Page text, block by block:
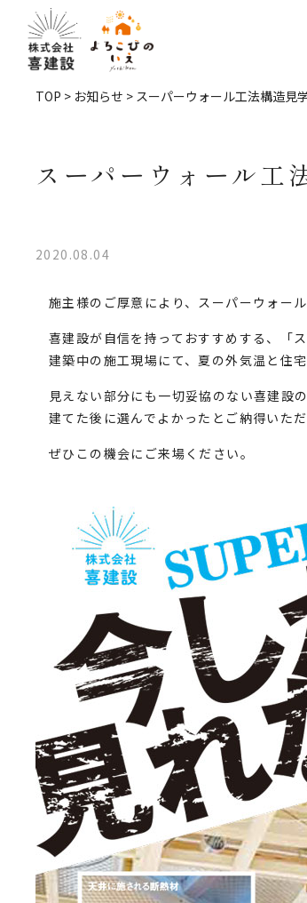
TOP > お知らせ > スーパーウォール工法構造見
スーパーウォール工
2020.08.04
施主様のご厚意により、スーパーウォー
喜建設が自信を持っておすすめする、「
建築中の施工現場にて、夏の外気温と住
見えない部分にも一切妥協のない喜建設
建てた後に選んでよかったとご納得いた
ぜひこの機会にご来場ください。